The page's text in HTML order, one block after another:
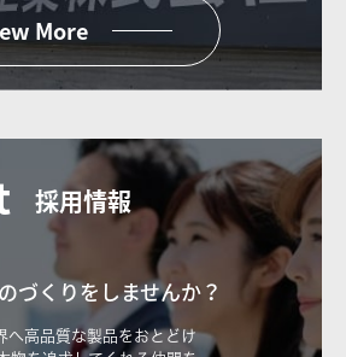
More
採用情報
づくりをしませんか？
へ高品質な製品をおとどけ